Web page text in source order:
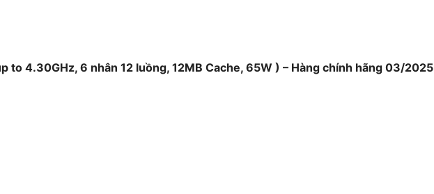
to 4.30GHz, 6 nhân 12 luồng, 12MB Cache, 65W ) – Hàng chính hãng 03/2025